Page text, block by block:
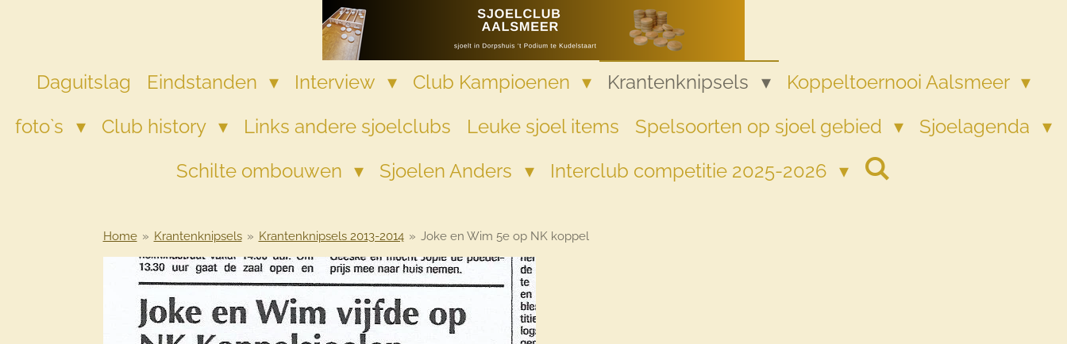
hoofdinhoud
Daguitslag Eindstanden Interview Club Kampioenen Krantenknipsels
Koppeltoernooi Aalsmeer
foto`s
Club history Links andere sjoelclubs Leuke sjoel items Spelsoorten op sjoel gebied
Sjoelagenda
Schilte ombouwen
Sjoelen Anders Interclub competitie 2025-2026
Home » Krantenknipsels » Krantenknipsels 2013-2014 » Joke en Wim 5e op NK koppel